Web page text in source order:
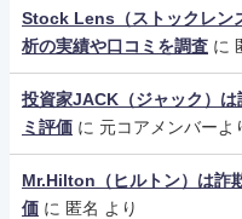
Stock Lens（ストックレン
析の実績や口コミを調査 に
投資家JACK（ジャック）
ミ評価 に 元コアメンバーよ
Mr.Hilton（ヒルトン）は詐
価 に 匿名 より